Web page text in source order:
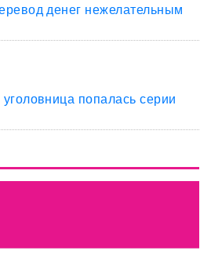
денег нежелательным
попалась серии